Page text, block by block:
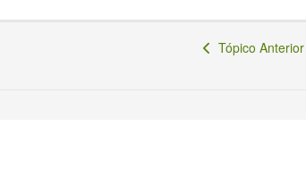
Tópico Anterior